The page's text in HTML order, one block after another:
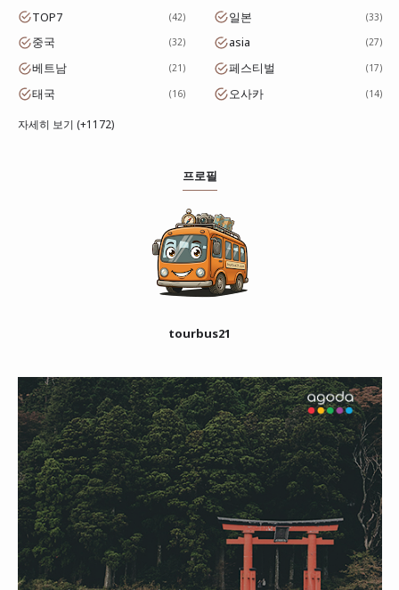
TOP7 42 일본 33
중국 32 asia 27
베트남 21 페스티벌 17
태국 16 오사카 14
자세히 보기 (+1172)
프로필
tourbus21